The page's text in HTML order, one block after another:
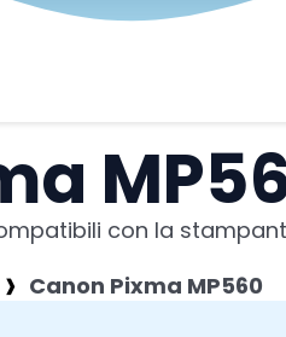
con la
Canon Pixma MP560